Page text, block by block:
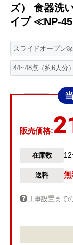
ズ） 食器洗
イプ ≪NP-
スライドオープン
44~48点（約6人分）
販売価格:
在庫数 12
送料
工事設置まで